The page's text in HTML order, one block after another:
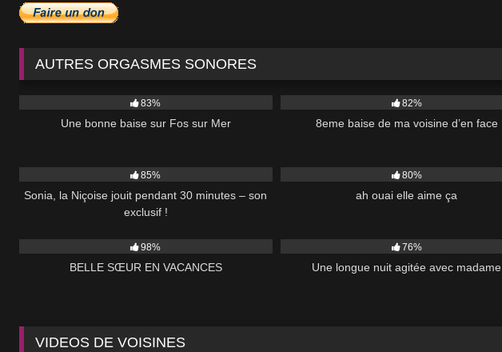
AUTRES ORGASMES SONORES
83%
Une bonne baise sur Fos sur Mer
82%
8eme baise de ma voisine d’en face
85%
Sonia, la Niçoise jouit pendant 30 minutes – son
exclusif !
80%
ah ouai elle aime ça
98%
BELLE SŒUR EN VACANCES
76%
Une longue nuit agitée avec madame
VIDEOS DE VOISINES